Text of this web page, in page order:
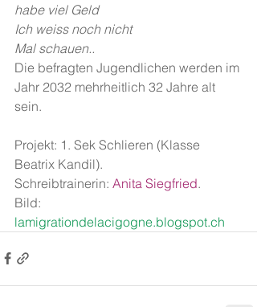
habe viel Geld
Ich weiss noch nicht
Mal schauen..
Die befragten Jugendlichen werden im
Jahr 2032 mehrheitlich 32 Jahre alt
sein.
Projekt: 1. Sek Schlieren (Klasse
Beatrix Kandil).
Schreibtrainerin: Anita Siegfried.
Bild:
lamigrationdelacigogne.blogspot.ch